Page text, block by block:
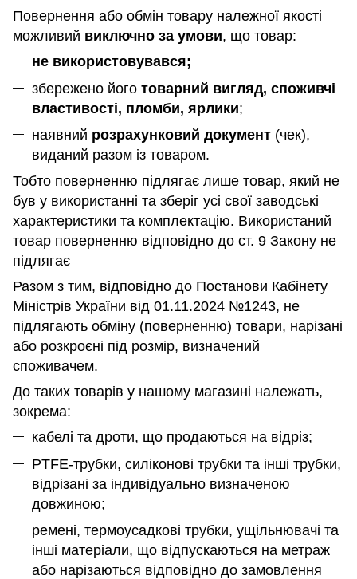
Повернення або обмін товару належної якості
можливий виключно за умови, що товар:
не використовувався;
збережено його товарний вигляд, споживчі
властивості, пломби, ярлики;
наявний розрахунковий документ (чек),
виданий разом із товаром.
Тобто поверненню підлягає лише товар, який не
був у використанні та зберіг усі свої заводські
характеристики та комплектацію. Використаний
товар поверненню відповідно до ст. 9 Закону не
підлягає
Разом з тим, відповідно до Постанови Кабінету
Міністрів України від 01.11.2024 №1243, не
підлягають обміну (поверненню) товари, нарізані
або розкроєні під розмір, визначений
споживачем.
До таких товарів у нашому магазині належать,
зокрема:
кабелі та дроти, що продаються на відріз;
PTFE-трубки, силіконові трубки та інші трубки,
відрізані за індивідуально визначеною
довжиною;
ремені, термоусадкові трубки, ущільнювачі та
інші матеріали, що відпускаються на метраж
або нарізаються відповідно до замовлення